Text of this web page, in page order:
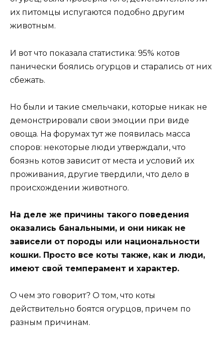
их питомцы испугаются подобно другим
животным.
И вот что показала статистика: 95% котов
панически боялись огурцов и старались от них
сбежать.
Но были и такие смельчаки, которые никак не
демонстрировали свои эмоции при виде
овоща. На форумах тут же появилась масса
споров: некоторые люди утверждали, что
боязнь котов зависит от места и условий их
проживания, другие твердили, что дело в
происхождении животного.
На деле же причины такого поведения
оказались банальными, и они никак не
зависели от породы или национальности
кошки. Просто все коты также, как и люди,
имеют свой темперамент и характер.
О чем это говорит? О том, что коты
действительно боятся огурцов, причем по
разным причинам.